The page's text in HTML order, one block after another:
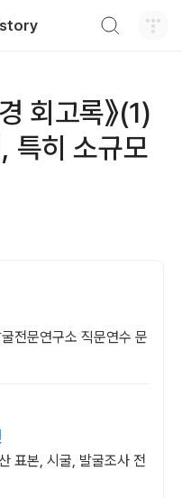
회고록》(1)
특히 소규모
전문연구소 직문연수 문
표본, 시굴, 발굴조사 전